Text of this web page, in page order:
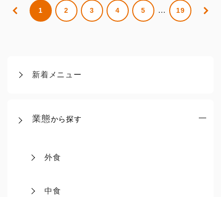
新着メニュー
業態から探す
外食
中食
1 2 3 4 5 … 19